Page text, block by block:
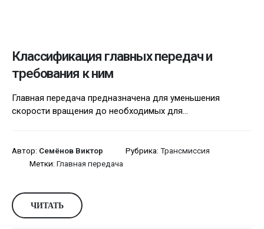
Классификация главных передач и
требования к ним
Главная передача предназначена для уменьшения
скорости вращения до необходимых для...
Автор: Семёнов Виктор Рубрика: Трансмиссия
Метки: Главная передача
ЧИТАТЬ